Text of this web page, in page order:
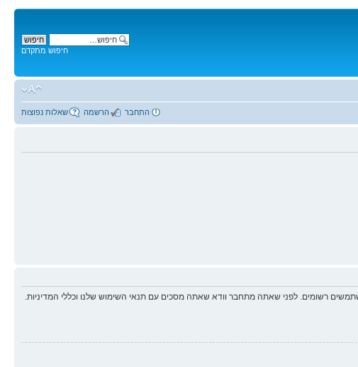
חיפוש מתקדם
שאלות נפוצות הרשמה התחבר
רשומים. לפני שאתה מתחבר וודא שאתה מסכים עם תנאי השימוש שלנו וכללי המדיניות.